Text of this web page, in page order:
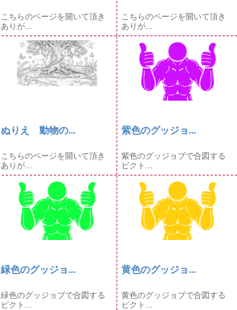
こちらのページを開いて頂き
ありが...
こちらのページを開いて頂き
ありが...
ぬりえ 動物の...
こちらのページを開いて頂き
ありが...
紫色のグッジョ...
紫色のグッジョブで合図する
ピクト...
緑色のグッジョ...
緑色のグッジョブで合図する
ピクト...
黄色のグッジョ...
黄色のグッジョブで合図する
ピクト...